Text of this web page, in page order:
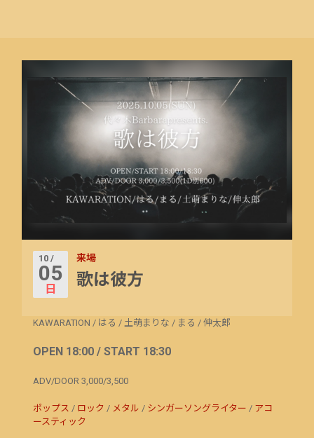
10 /
05
日
来場
歌は彼方
KAWARATION / はる / 土萌まりな / まる / 伸太郎
OPEN 18:00 / START 18:30
ADV/DOOR 3,000/3,500
ポップス / ロック / メタル / シンガーソングライター / アコ
ースティック